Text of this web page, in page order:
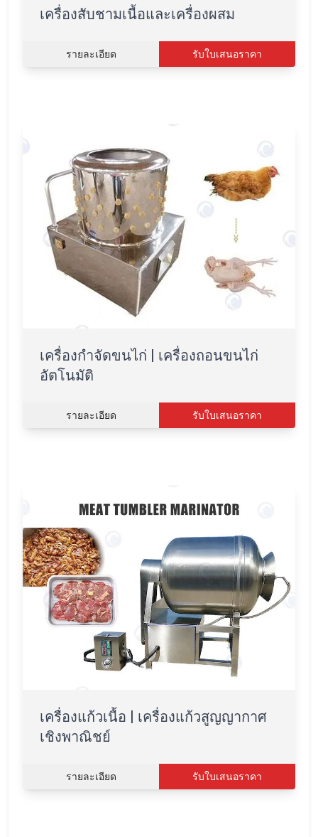
เครื่องสับชามเนื้อและเครื่องผสม
รายละเอียด รับใบเสนอราคา
เครื่องกำจัดขนไก่ | เครื่องถอนขนไก่
อัตโนมัติ
รายละเอียด รับใบเสนอราคา
เครื่องแก้วเนื้อ | เครื่องแก้วสูญญากาศ
เชิงพาณิชย์
รายละเอียด รับใบเสนอราคา